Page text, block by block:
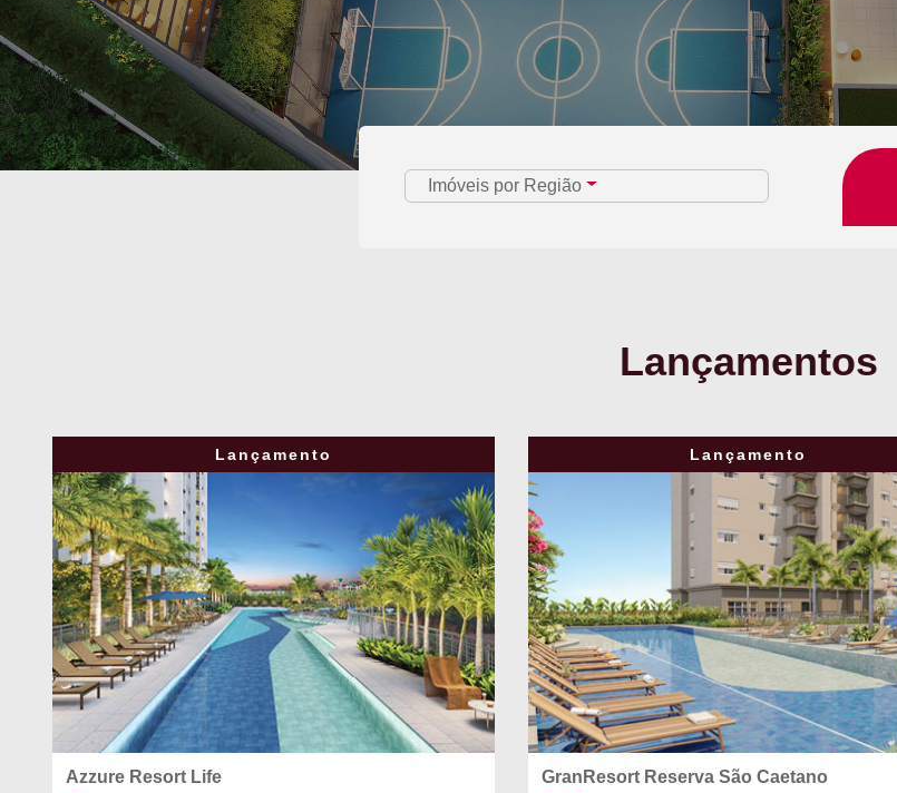
Imóveis por Região
Lançamentos
Lançamento
Azzure Resort Life
Lançamento
GranResort Reserva São Caetano